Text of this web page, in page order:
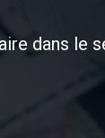
dans le